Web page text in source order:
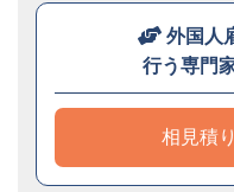
外国人
行う専門
相見積